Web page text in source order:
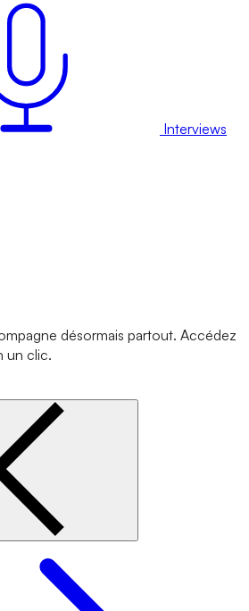
Interviews
désormais partout. Accédez
un clic.